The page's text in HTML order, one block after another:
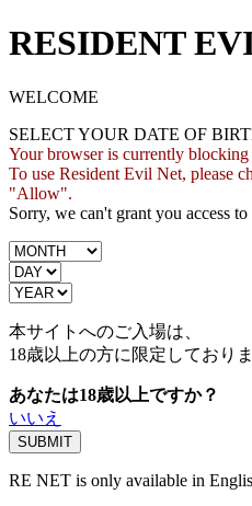
RESIDENT
WELCOME
SELECT YOUR DATE OF
Your browser is currently blocking
To use Resident Evil Net, please
"Allow".
Sorry, we can't grant you access
本サイトへのご入場は、
18歳以上の方に限定しておりま
あなたは18歳以上ですか？
いいえ
RE NET is only available in